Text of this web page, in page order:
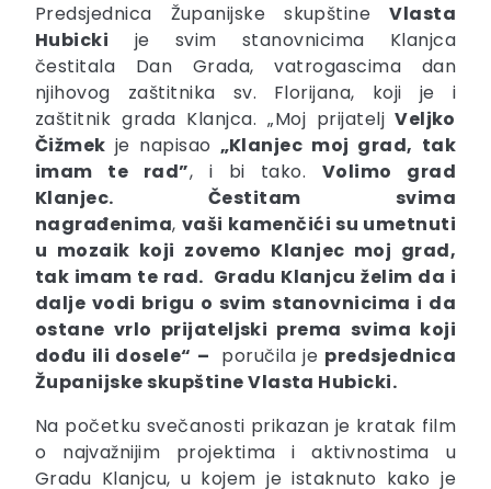
Predsjednica Županijske skupštineVlasta
Hubicki je svim stanovnicima Klanjca
čestitala Dan Grada, vatrogascima dan
njihovog zaštitnika sv. Florijana, koji je i
zaštitnik grada Klanjca. „Moj prijatelj Veljko
Čižmek je napisao „Klanjec moj grad, tak
imam te rad”, i bi tako. Volimo grad
Klanjec. Čestitam svima
nagrađenima, vaši kamenčići su umetnuti
u mozaik koji zovemo Klanjec moj grad,
tak imam te rad. Gradu Klanjcu želim da i
dalje vodi brigu o svim stanovnicima i da
ostane vrlo prijateljski prema svima koji
dođu ili dosele“ – poručila je predsjednica
Županijske skupštine Vlasta Hubicki.
Na početku svečanosti prikazan je kratak film
o najvažnijim projektima i aktivnostima u
Gradu Klanjcu, u kojem je istaknuto kako je